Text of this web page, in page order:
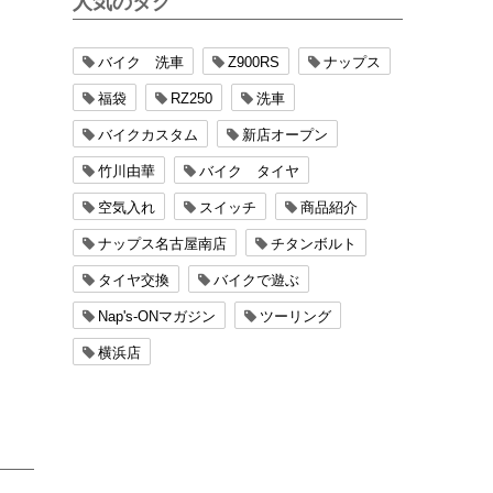
バイク 洗車 Z900RS ナップス
福袋 RZ250 洗車
バイクカスタム 新店オープン
竹川由華 バイク タイヤ
空気入れ スイッチ 商品紹介
ナップス名古屋南店 チタンボルト
タイヤ交換 バイクで遊ぶ
Nap's-ONマガジン ツーリング
横浜店